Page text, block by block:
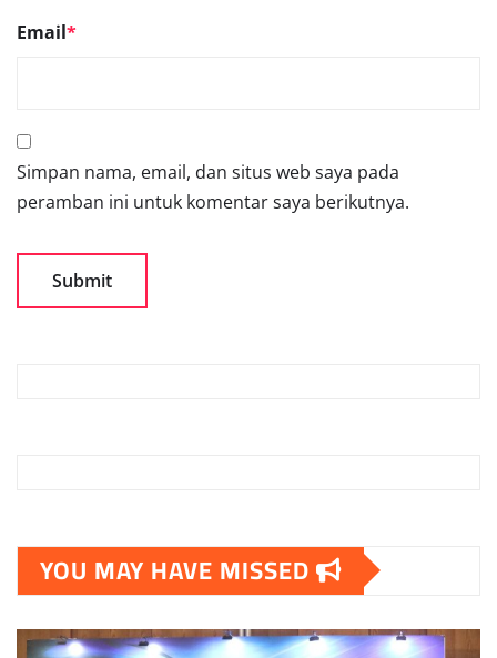
Email*
Simpan nama, email, dan situs web saya pada
peramban ini untuk komentar saya berikutnya.
YOU MAY HAVE MISSED